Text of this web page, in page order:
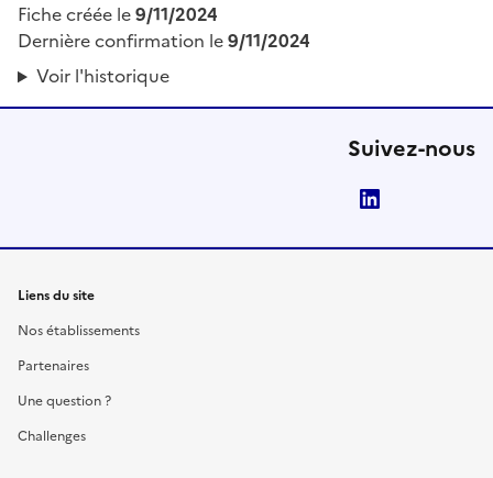
Fiche créée le9/11/2024
Dernière confirmation le9/11/2024
Voir l'historique
Suivez-nous
Liens du site
Nos établissements
Partenaires
Une question ?
Challenges